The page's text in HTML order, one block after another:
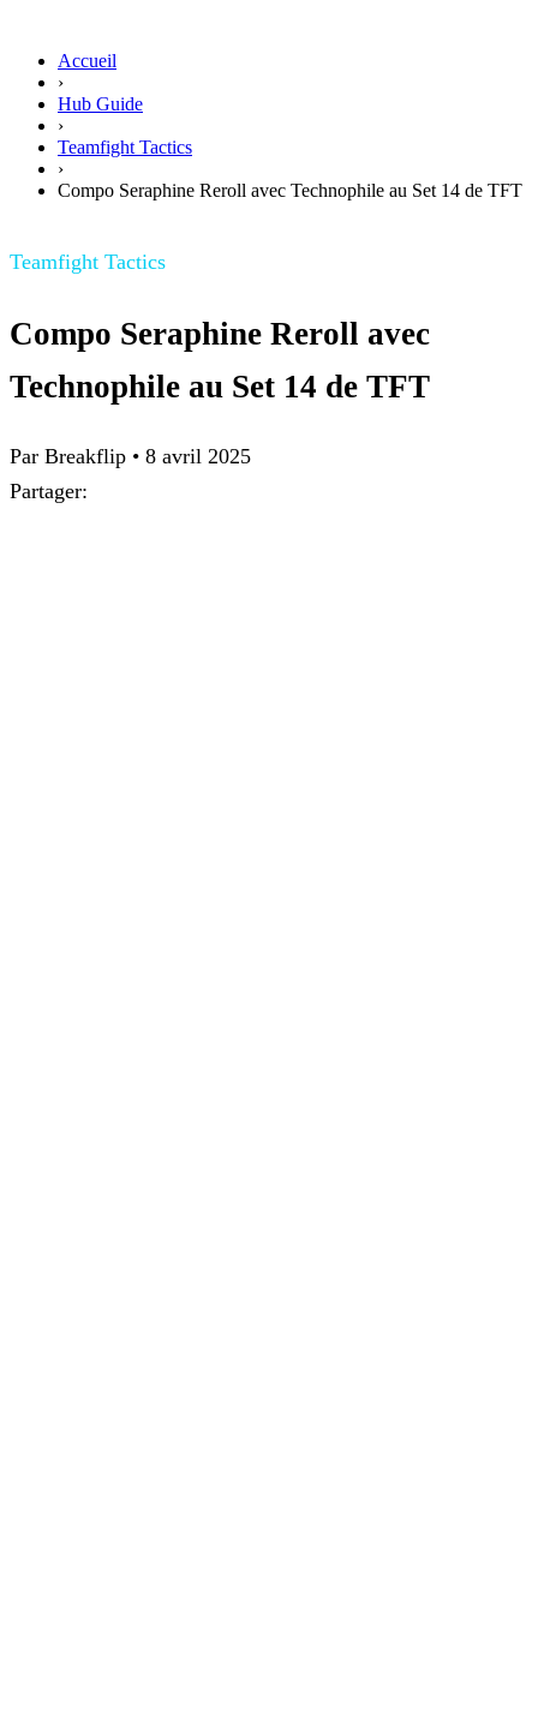
Accueil
›
Hub Guide
›
Teamfight Tactics
›
Compo Seraphine Reroll avec Technophile au Set 14 de TFT
Teamfight Tactics
Compo Seraphine Reroll avec
Technophile au Set 14 de TFT
Par Breakflip • 8 avril 2025
Partager: